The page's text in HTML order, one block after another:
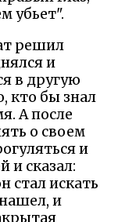
убьет".
решил
и
в другую
кто бы знал
А после
о своем
и
и сказал:
стал искать
и